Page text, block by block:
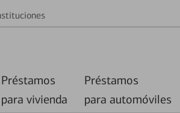
Préstamos
para vivienda
Préstamos
para automóviles